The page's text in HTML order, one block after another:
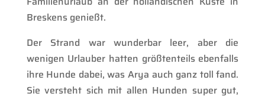
Breskens genießt.
Der Strand war wunderbar leer, aber die
wenigen Urlauber hatten größtenteils ebenfalls
ihre Hunde dabei, was Arya auch ganz toll fand.
Sie versteht sich mit allen Hunden super gut,